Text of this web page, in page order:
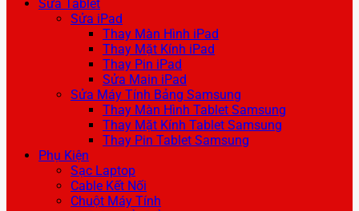
Sửa Tablet
Sửa iPad
Thay Màn Hình iPad
Thay Mặt Kính iPad
Thay Pin iPad
Sửa Main iPad
Sửa Máy Tính Bảng Samsung
Thay Màn Hình Tablet Samsung
Thay Mặt Kính Tablet Samsung
Thay Pin Tablet Samsung
Phụ Kiện
Sạc Laptop
Cable Kết Nối
Chuột Máy Tính